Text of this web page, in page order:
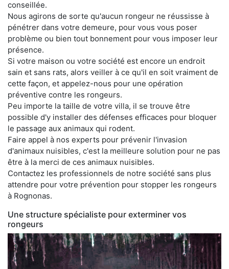
conseillée.
Nous agirons de sorte qu'aucun rongeur ne réussisse à
pénétrer dans votre demeure, pour vous vous poser
problème ou bien tout bonnement pour vous imposer leur
présence.
Si votre maison ou votre société est encore un endroit
sain et sans rats, alors veiller à ce qu'il en soit vraiment de
cette façon, et appelez-nous pour une opération
préventive contre les rongeurs.
Peu importe la taille de votre villa, il se trouve être
possible d'y installer des défenses efficaces pour bloquer
le passage aux animaux qui rodent.
Faire appel à nos experts pour prévenir l'invasion
d'animaux nuisibles, c'est la meilleure solution pour ne pas
être à la merci de ces animaux nuisibles.
Contactez les professionnels de notre société sans plus
attendre pour votre prévention pour stopper les rongeurs
à Rognonas.
Une structure spécialiste pour exterminer vos
rongeurs